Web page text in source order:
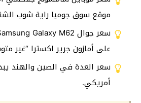
موقع سوق جوميا راية شوب الشناوي بـ
على أمازون جرير اكسترا “غير
أمريكي.